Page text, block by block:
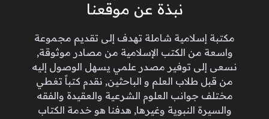
نبذة عن موقعنا
مكتبة إسلامية شاملة تهدف إلى تقديم مجموعة
واسعة من الكتب الإسلامية من مصادر موثوقة,
نسعى إلى توفير مصدر علمي يسهل الوصول إليه
من قبل طلاب العلم و الباحثين, نقدم كتباً تغطي
مختلف جوانب العلوم الشرعية والعقيدة والفقه
والسيرة النبوية وغيرها, هدفنا هو خدمة الكتاب